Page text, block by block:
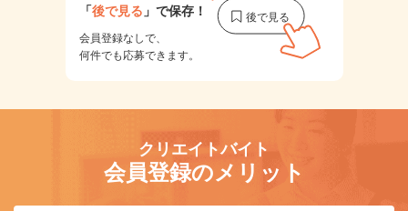
「後で見る 」で保存！
会員登録なしで、
何件でも応募できます。
クリエイトバイト
会員登録のメリット